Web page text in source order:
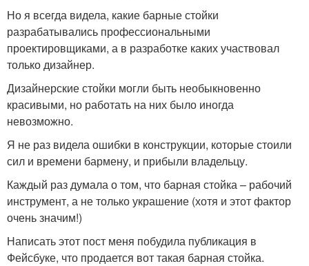
Но я всегда видела, какие барные стойки
разрабатывались профессиональными
проектировщиками, а в разработке каких участвовал
только дизайнер.
Дизайнерские стойки могли быть необыкновенно
красивыми, но работать на них было иногда
невозможно.
Я не раз видела ошибки в конструкции, которые стоили
сил и времени бармену, и прибыли владельцу.
Каждый раз думала о том, что барная стойка – рабочий
инструмент, а не только украшение (хотя и этот фактор
очень значим!)
Написать этот пост меня побудила публикация в
Фейсбуке, что продается вот такая барная стойка.